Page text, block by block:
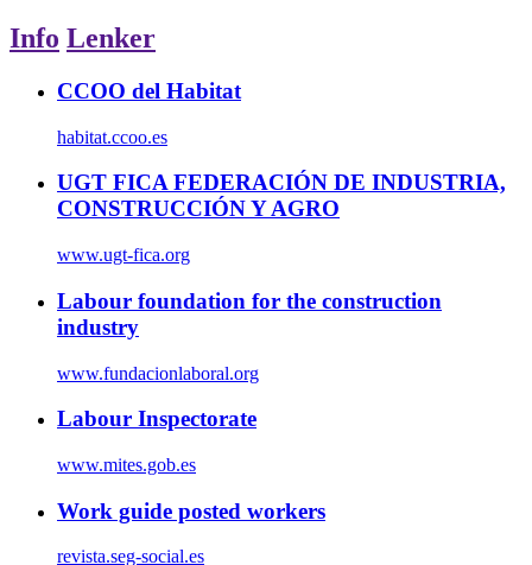
Info Lenker
CCOO del Habitat
habitat.ccoo.es
UGT FICA FEDERACIÓN DE INDUSTRIA,
CONSTRUCCIÓN Y AGRO
www.ugt-fica.org
Labour foundation for the construction
industry
www.fundacionlaboral.org
Labour Inspectorate
www.mites.gob.es
Work guide posted workers
revista.seg-social.es